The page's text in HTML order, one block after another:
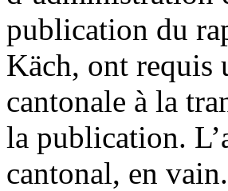
publication du
Käch, ont requis
cantonale à la
la publication.
cantonal, en vain.